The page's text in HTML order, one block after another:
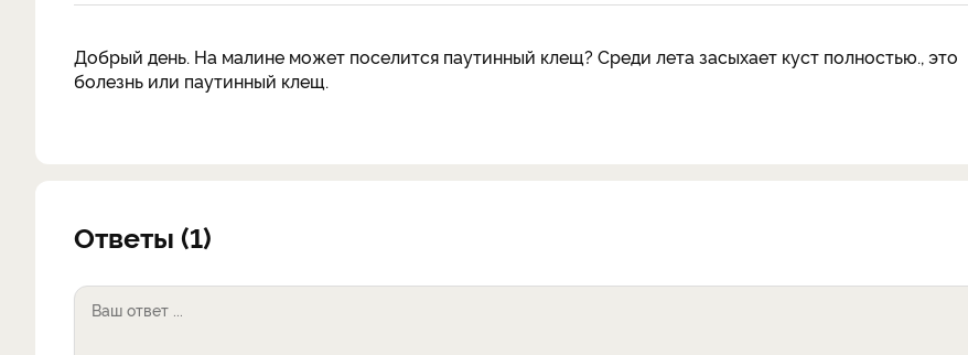
Добрый день. На малине может поселится паутинный клещ? Среди лета засыхает куст полностью., это
болезнь или паутинный клещ.
Ответы (1)